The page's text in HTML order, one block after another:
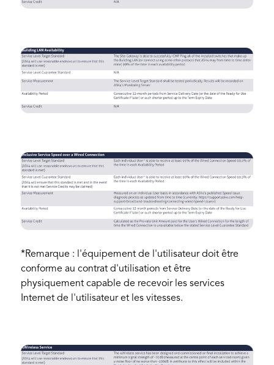
*Remarque : l'équipement de l'utilisateur doit être
conforme au contrat d'utilisation et être
physiquement capable de recevoir les services
Internet de l'utilisateur et les vitesses.